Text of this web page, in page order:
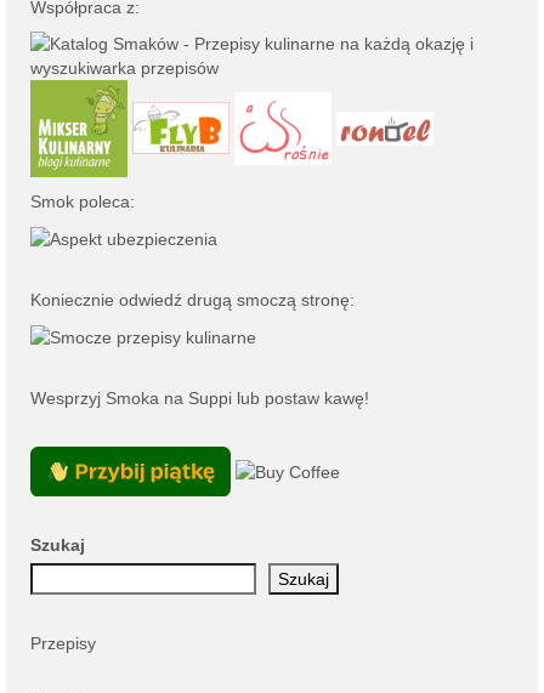
Współpraca z:
Smok poleca:
Koniecznie odwiedź drugą smoczą stronę:
Wesprzyj Smoka na Suppi lub postaw kawę!
Szukaj
Szukaj
Przepisy